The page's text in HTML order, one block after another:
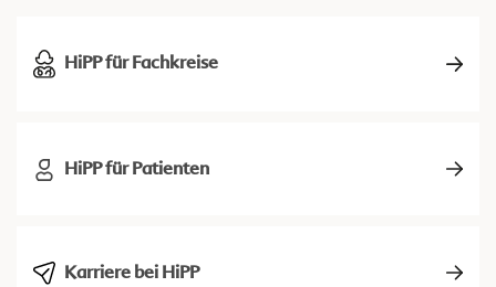
HiPP für Fachkreise
HiPP für Patienten
Karriere bei HiPP